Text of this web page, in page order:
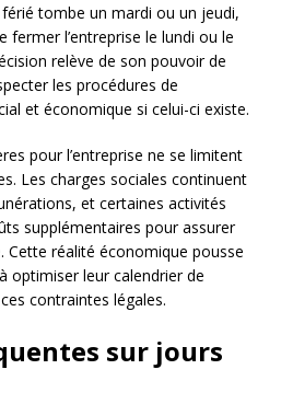
tombe un mardi ou un jeudi,
fermer l’entreprise le lundi ou le
relève de son pouvoir de
les procédures de
et économique si celui-ci existe.
pour l’entreprise ne se limitent
Les charges sociales continuent
et certaines activités
supplémentaires pour assurer
Cette réalité économique pousse
optimiser leur calendrier de
contraintes légales.
sur jours